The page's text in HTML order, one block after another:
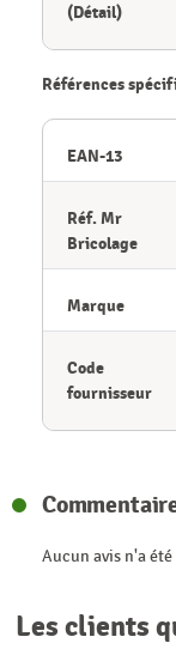
(Détail)
Références
EAN-13
Réf. Mr
Bricolage
Marque
Code
fournisseur
Aucun avis n'a
Les clients